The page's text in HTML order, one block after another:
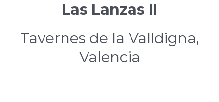
Las Lanzas II
Tavernes de la Valldigna,
Valencia